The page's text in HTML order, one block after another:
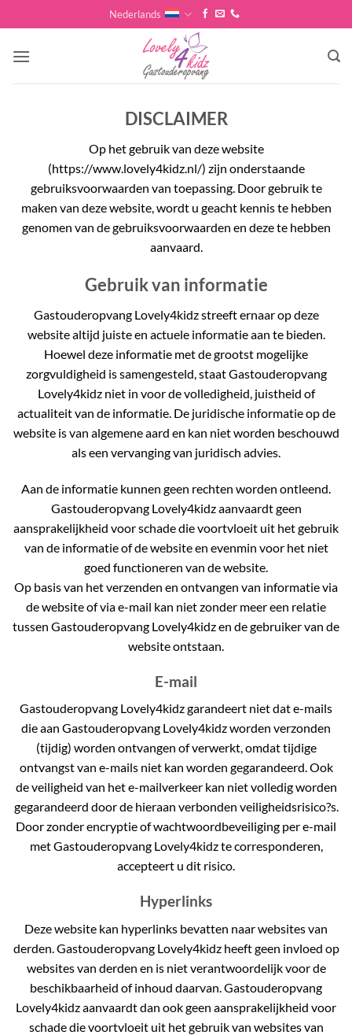
to
content
Nederlands
DISCLAIMER
Op het gebruik van deze website
(https://www.lovely4kidz.nl/) zijn onderstaande
gebruiksvoorwaarden van toepassing. Door gebruik te
maken van deze website, wordt u geacht kennis te hebben
genomen van de gebruiksvoorwaarden en deze te hebben
aanvaard.
Gebruik van informatie
Gastouderopvang Lovely4kidz streeft ernaar op deze
website altijd juiste en actuele informatie aan te bieden.
Hoewel deze informatie met de grootst mogelijke
zorgvuldigheid is samengesteld, staat Gastouderopvang
Lovely4kidz niet in voor de volledigheid, juistheid of
actualiteit van de informatie. De juridische informatie op de
website is van algemene aard en kan niet worden beschouwd
als een vervanging van juridisch advies.
Aan de informatie kunnen geen rechten worden ontleend.
Gastouderopvang Lovely4kidz aanvaardt geen
aansprakelijkheid voor schade die voortvloeit uit het gebruik
van de informatie of de website en evenmin voor het niet
goed functioneren van de website.
Op basis van het verzenden en ontvangen van informatie via
de website of via e-mail kan niet zonder meer een relatie
tussen Gastouderopvang Lovely4kidz en de gebruiker van de
website ontstaan.
E-mail
Gastouderopvang Lovely4kidz garandeert niet dat e-mails
die aan Gastouderopvang Lovely4kidz worden verzonden
(tijdig) worden ontvangen of verwerkt, omdat tijdige
ontvangst van e-mails niet kan worden gegarandeerd. Ook
de veiligheid van het e-mailverkeer kan niet volledig worden
gegarandeerd door de hieraan verbonden veiligheidsrisico?s.
Door zonder encryptie of wachtwoordbeveiliging per e-mail
met Gastouderopvang Lovely4kidz te corresponderen,
accepteert u dit risico.
Hyperlinks
Deze website kan hyperlinks bevatten naar websites van
derden. Gastouderopvang Lovely4kidz heeft geen invloed op
websites van derden en is niet verantwoordelijk voor de
beschikbaarheid of inhoud daarvan. Gastouderopvang
Lovely4kidz aanvaardt dan ook geen aansprakelijkheid voor
schade die voortvloeit uit het gebruik van websites van